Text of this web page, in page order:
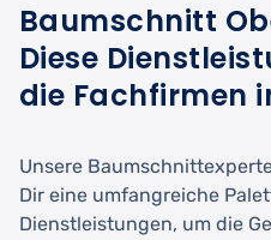
Baumschnitt
Diese
die Fachfirmen
Unsere
Dir eine umfangreiche
Dienstleistungen, um die